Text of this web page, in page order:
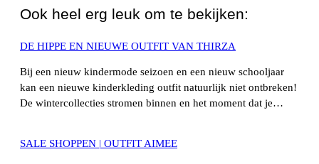
Ook heel erg leuk om te bekijken:
DE HIPPE EN NIEUWE OUTFIT VAN THIRZA
Bij een nieuw kindermode seizoen en een nieuw schooljaar
kan een nieuwe kinderkleding outfit natuurlijk niet ontbreken!
De wintercollecties stromen binnen en het moment dat je…
SALE SHOPPEN | OUTFIT AIMEE